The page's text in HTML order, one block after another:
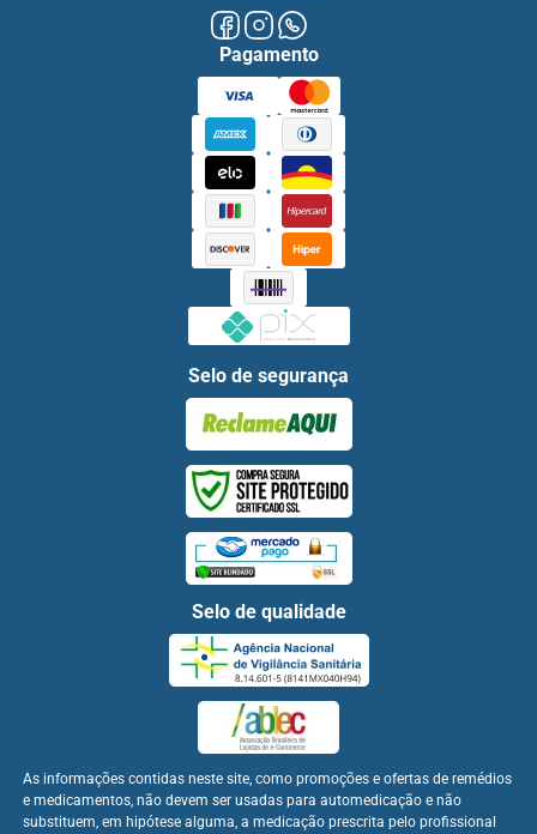
Pagamento
Selo de segurança
Selo de qualidade
As informações contidas neste site, como promoções e ofertas de remédios
e medicamentos, não devem ser usadas para automedicação e não
substituem, em hipótese alguma, a medicação prescrita pelo profissional